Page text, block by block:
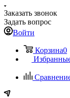
Заказать звонок
Задать вопрос
Войти
Корзина0